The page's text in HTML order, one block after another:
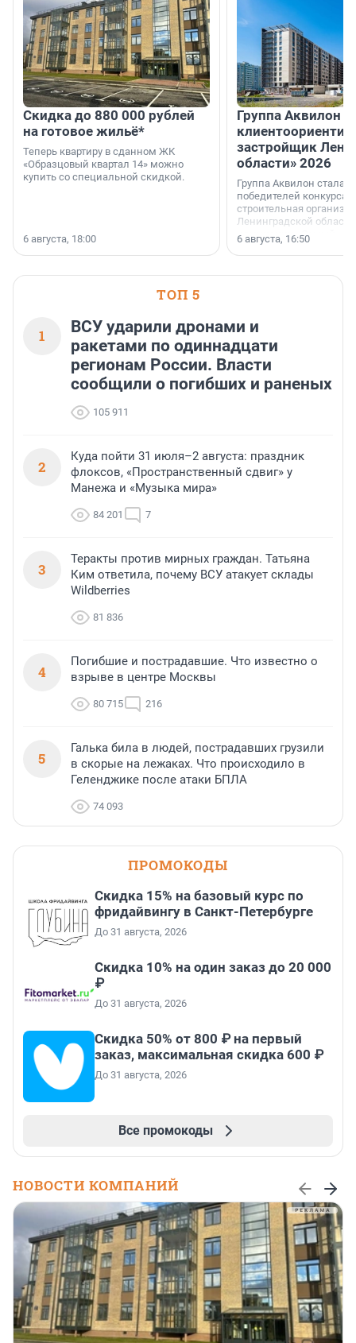
Скидка до 880 000 рублей
на готовое жильё*
Теперь квартиру в сданном ЖК
«Образцовый квартал 14» можно
купить со специальной скидкой.
6 августа, 18:00
Группа Аквилон
застройщик
области» 2026
Группа Аквилон стала
победителей конкурса
строительная
Ленинградской области
номинации «Самый
застройщик
6 августа, 16:50
ТОП 5
1
ВСУ ударили дронами и
ракетами по одиннадцати
регионам России. Власти
сообщили о погибших и раненых
105 911
2
Куда пойти 31 июля–2 августа: праздник
флоксов, «Пространственный сдвиг» у
Манежа и «Музыка мира»
84 201 7
3
Теракты против мирных граждан. Татьяна
Ким ответила, почему ВСУ атакует склады
Wildberries
81 836
4
Погибшие и пострадавшие. Что известно о
взрыве в центре Москвы
80 715 216
5
Галька била в людей, пострадавших грузили
в скорые на лежаках. Что происходило в
Геленджике после атаки БПЛА
74 093
ПРОМОКОДЫ
Скидка 15% на базовый курс по
фридайвингу в Санкт-Петербурге
До 31 августа, 2026
Скидка 10% на один заказ до 20 000
₽
До 31 августа, 2026
Скидка 50% от 800 ₽ на первый
заказ, максимальная скидка 600 ₽
До 31 августа, 2026
Все промокоды
НОВОСТИ КОМПАНИЙ